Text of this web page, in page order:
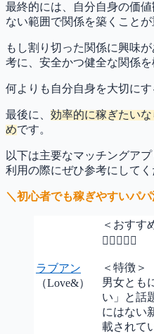
最終的には、自分自身の価
ない範囲で関係を築くことが
もし割り切った関係に興味
考に、安全かつ健全な関係を
何よりも自分自身を大切に
最後に、 効率的に稼ぎたい
めです。
以下は主要なマッチングア
利用の際にぜひ参考にしてく
＼初心者でも稼ぎやすいパ
ラブアン
（Love&）
＜おすす

＜特徴＞
男女とも
い」と話
にはない
載されて